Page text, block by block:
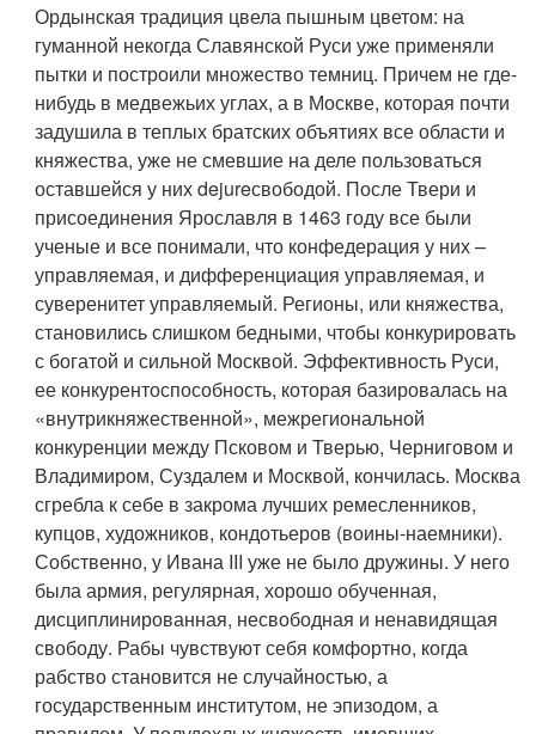
Ордынская традиция цвела пышным цветом: на
гуманной некогда Славянской Руси уже применяли
пытки и построили множество темниц. Причем не где-
нибудь в медвежьих углах, а в Москве, которая почти
задушила в теплых братских объятиях все области и
княжества, уже не смевшие на деле пользоваться
оставшейся у них dejureсвободой. После Твери и
присоединения Ярославля в 1463 году все были
ученые и все понимали, что конфедерация у них –
управляемая, и дифференциация управляемая, и
суверенитет управляемый. Регионы, или княжества,
становились слишком бедными, чтобы конкурировать
с богатой и сильной Москвой. Эффективность Руси,
ее конкурентоспособность, которая базировалась на
«внутрикняжественной», межрегиональной
конкуренции между Псковом и Тверью, Черниговом и
Владимиром, Суздалем и Москвой, кончилась. Москва
сгребла к себе в закрома лучших ремесленников,
купцов, художников, кондотьеров (воины-наемники).
Собственно, у Ивана III уже не было дружины. У него
была армия, регулярная, хорошо обученная,
дисциплинированная, несвободная и ненавидящая
свободу. Рабы чувствуют себя комфортно, когда
рабство становится не случайностью, а
государственным институтом, не эпизодом, а